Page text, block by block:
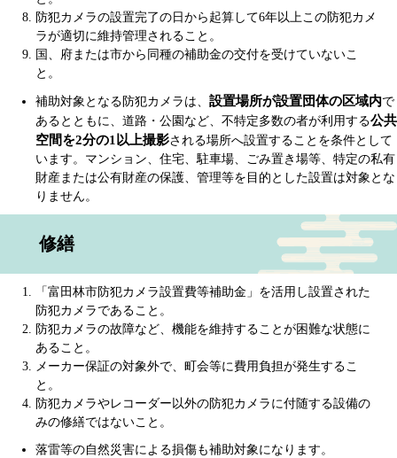
防犯カメラの設置完了の日から起算して6年以上この防犯カメ
ラが適切に維持管理されること。
国、府または市から同種の補助金の交付を受けていないこ
と。
補助対象となる防犯カメラは、 設置場所が設置団体の区域内で
あるとともに、道路・公園など、不特定多数の者が利用する公共
空間を2分の1以上撮影される場所へ設置することを条件として
います。マンション、住宅、駐車場、ごみ置き場等、特定の私有
財産または公有財産の保護、管理等を目的とした設置は対象とな
りません。
修繕
「富田林市防犯カメラ設置費等補助金」を活用し設置された
防犯カメラであること。
防犯カメラの故障など、機能を維持することが困難な状態に
あること。
メーカー保証の対象外で、町会等に費用負担が発生するこ
と。
防犯カメラやレコーダー以外の防犯カメラに付随する設備の
みの修繕ではないこと。​
落雷等の自然災害による損傷も補助対象になります。